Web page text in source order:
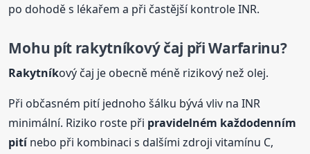
po dohodě s lékařem a při častější kontrole INR.
Mohu pít rakytníkový čaj při Warfarinu?
Rakytníkový čaj je obecně méně rizikový než olej.
Při občasném pití jednoho šálku bývá vliv na INR
minimální. Riziko roste při pravidelném každodenním
pitínebo při kombinaci s dalšími zdroji vitamínu C,